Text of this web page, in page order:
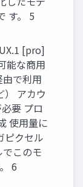
す。 5
[pro]
能な商用
で利用
） アカウ
要 プロ
使用量に
クセル
このモ
6